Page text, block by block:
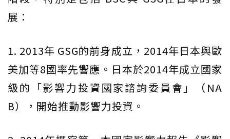
展：
1. 2013年 GSG的前身成立，2014年日本與歐
美加等8國率先響應。日本於2014年成立國家
級的「影響力投資國家諮詢委員會」（NA
B），開始推動影響力投資。